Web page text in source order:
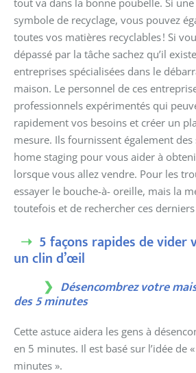
symbole de recyclage, vous pouvez
toutes vos matières recyclables ! Si
dépassé par la tâche sachez qu’il
entreprises spécialisées dans le
maison. Le personnel de ces
professionnels expérimentés qui
rapidement vos besoins et créer un
mesure. Ils fournissent également des
home staging pour vous aider à
lorsque vous allez vendre. Pour les
essayer le bouche-à- oreille, mais la
toutefois et de rechercher ces derniers
5 façons rapides de vider
un clin d’œil
Désencombrez votre
des 5 minutes
Cette astuce aidera les gens à
en 5 minutes. Il est basé sur l’idée de
minutes ».